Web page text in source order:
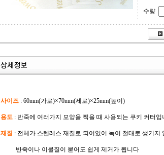
수량
사이즈 : 60mm(가로)×70mm(세로)×25mm(높이)
용도 : 반죽에 여러가지 모양을 찍을 때 사용되는 쿠키 커터입
재질 : 전체가 스텐레스 재질로 되어있어 녹이 절대로 생기
반죽이나 이물질이 묻어도 쉽게 제거가 됩니다